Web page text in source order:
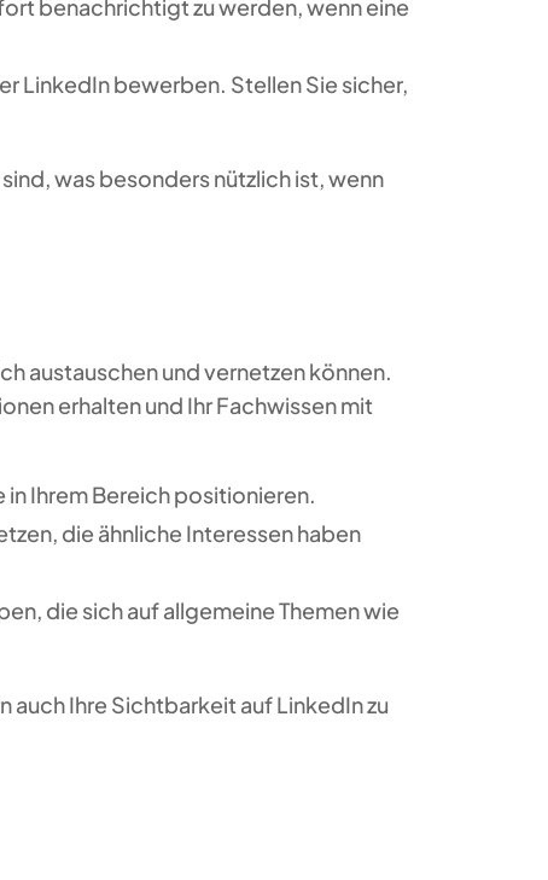
benachrichtigt zu werden, wenn eine
LinkedIn bewerben. Stellen Sie sicher,
was besonders nützlich ist, wenn
austauschen und vernetzen können.
erhalten und Ihr Fachwissen mit
in Ihrem Bereich positionieren.
die ähnliche Interessen haben
die sich auf allgemeine Themen wie
auch Ihre Sichtbarkeit auf LinkedIn zu